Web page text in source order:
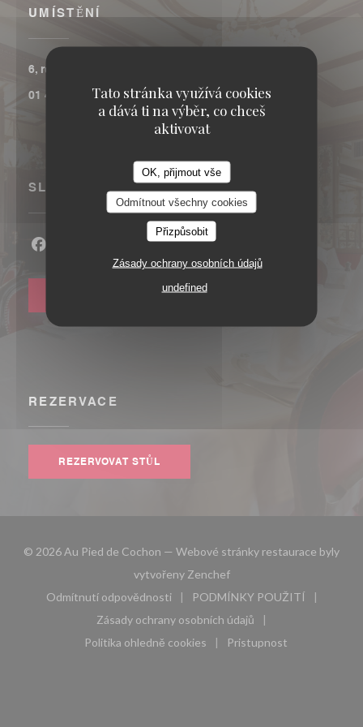
Tato stránka využívá cookies
a dává ti na výběr, co chceš
aktivovat
OK, přijmout vše
Odmítnout všechny cookies
Přizpůsobit
Zásady ochrany osobních údajů
undefined
UMÍSTĚNÍ
6, rue Coquillière 75001 Paris
01 40 13 77 00
SLEDUJTE NÁS
Facebook ((otevře se v novém okně))
Instagram ((otevře se v novém okně))
REZERVACE
REZERVOVAT STŮL
© 2026 Au Pied de Cochon — Webové stránky restaurace byly
vytvořeny Zenchef((otevře se v novém okně))
Odmítnutí odpovědnosti
((otevře se v novém okně))
PODMÍNKY POUŽITÍ
((otevře se v novém
Zásady ochrany osobních údajů
((otevře se v novém okně))
Politika ohledně cookies
((otevře se v novém okně))
Pristupnost
((otevře se v novém